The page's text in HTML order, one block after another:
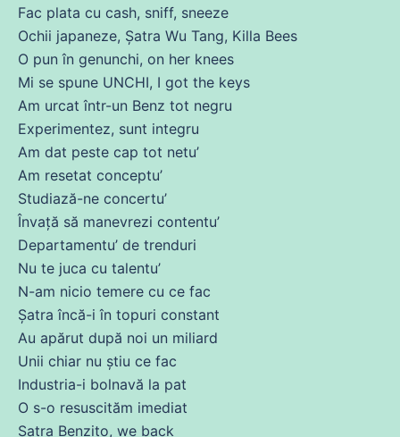
Fac plata cu cash, sniff, sneeze
Ochii japaneze, Șatra Wu Tang, Killa Bees
O pun în genunchi, on her knees
Mi se spune UNCHI, I got the keys
Am urcat într-un Benz tot negru
Experimentez, sunt integru
Am dat peste cap tot netu’
Am resetat conceptu’
Studiază-ne concertu’
Învață să manevrezi contentu’
Departamentu’ de trenduri
Nu te juca cu talentu’
N-am nicio temere cu ce fac
Șatra încă-i în topuri constant
Au apărut după noi un miliard
Unii chiar nu știu ce fac
Industria-i bolnavă la pat
O s-o resuscităm imediat
Șatra Benzito, we back